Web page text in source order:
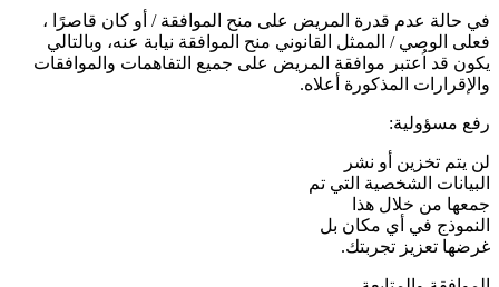
في حالة عدم قدرة المريض على منح الموافقة / أو كان قاصرًا ،
فعلى الوصي / الممثل القانوني منح الموافقة نيابة عنه، وبالتالي
يكون قد اُعتبر موافقة المريض على جميع التفاهمات والموافقات
والإقرارات المذكورة أعلاه.
رفع مسؤولية:
لن يتم تخزين أو نشر
البيانات الشخصية التي تم
جمعها من خلال هذا
النموذج في أي مكان بل
غرضها تعزيز تجربتك.